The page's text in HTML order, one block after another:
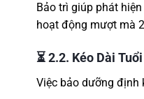
Bảo trì giúp phát
hoạt động mượt mà
⏳2.2. Kéo Dài
Việc bảo dưỡng định